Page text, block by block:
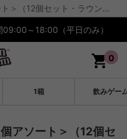
クリームクリーム＜6種×2個アソート＞（12個セット・ラウンド） | cream cream公式【通販】
～18:00（平日のみ）
0
1箱 飲みゲー
アソート＞（12個セ